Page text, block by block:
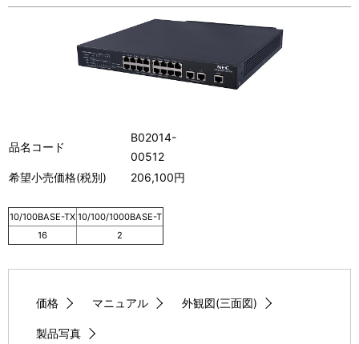
品名コード
B02014-
00512
希望小売価格(税別)
206,100円
10/100BASE-TX 10/100/1000BASE-T
16
2
価格 マニュアル 外観図(三面図)
製品写真